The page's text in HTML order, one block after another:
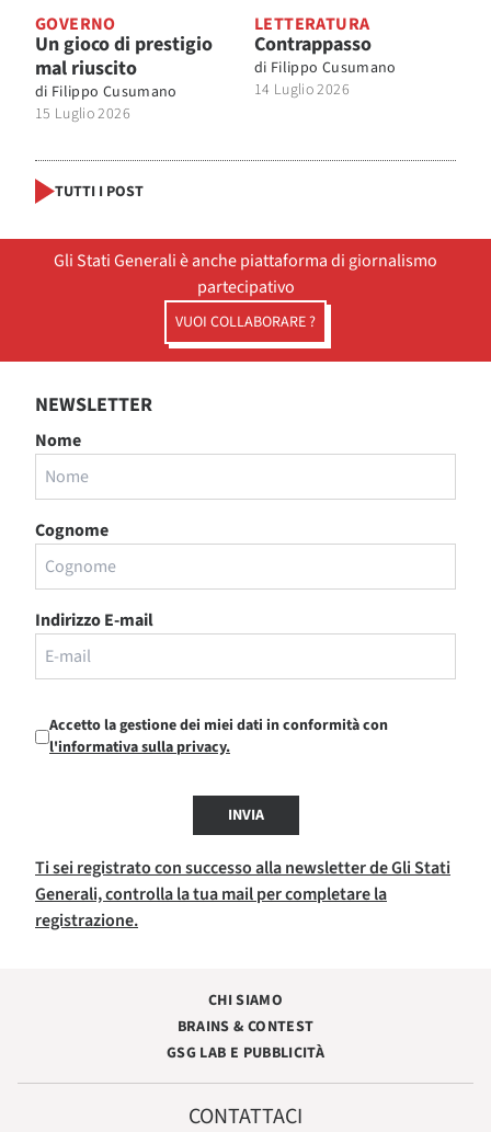
GOVERNO
Un gioco di prestigio
mal riuscito
di Filippo Cusumano
15 Luglio 2026
LETTERATURA
Contrappasso
di Filippo Cusumano
14 Luglio 2026
TUTTI I POST
Gli Stati Generali è anche piattaforma di giornalismo
partecipativo
VUOI COLLABORARE ?
NEWSLETTER
Nome
Cognome
Indirizzo E-mail
Accetto la gestione dei miei dati in conformità con
l'informativa sulla privacy.
INVIA
Ti sei registrato con successo alla newsletter de Gli Stati
Generali, controlla la tua mail per completare la
registrazione.
CHI SIAMO
BRAINS & CONTEST
GSG LAB E PUBBLICITÀ
CONTATTACI